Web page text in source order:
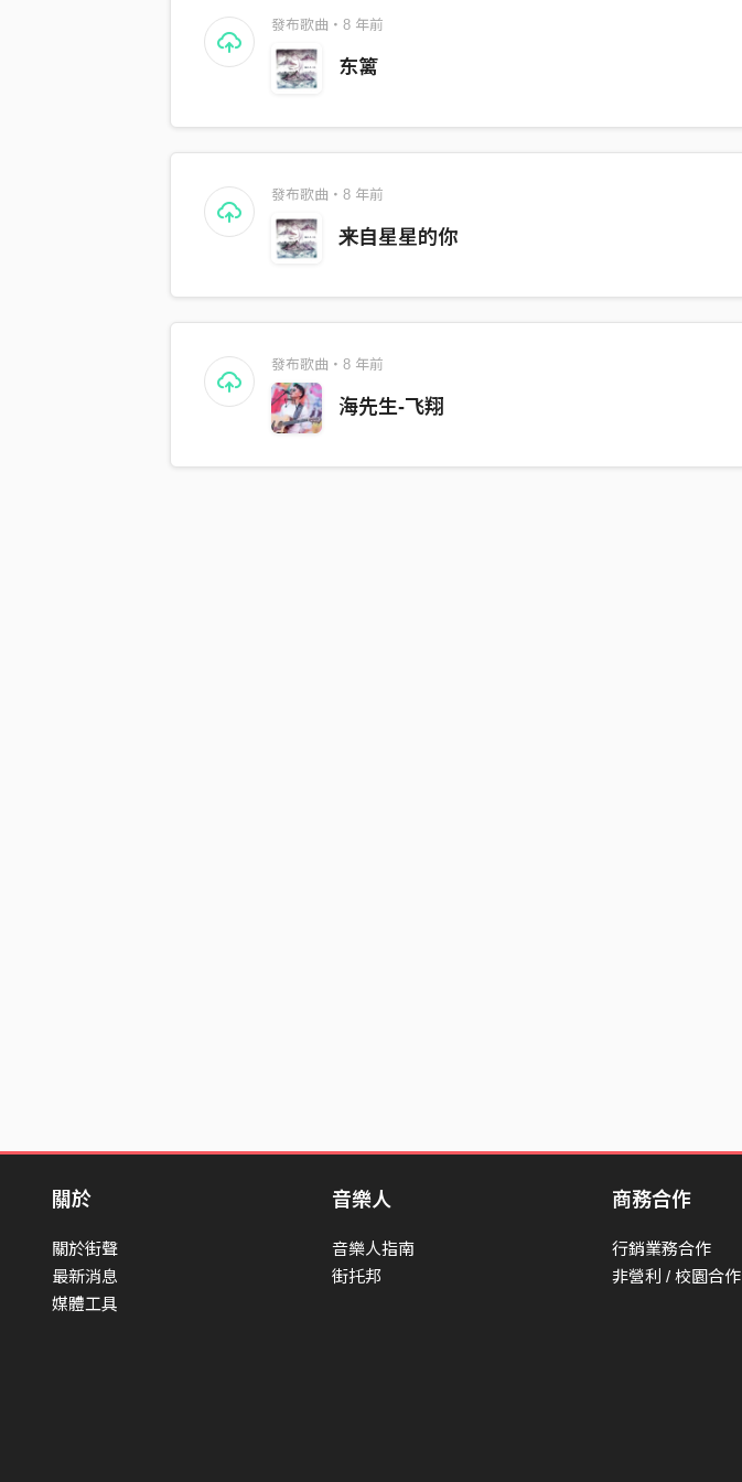
發布歌曲・8 年前
东篱
發布歌曲・8 年前
来自星星的你
發布歌曲・8 年前
海先生-飞翔
關於
關於街聲
最新消息
媒體工具
音樂人
音樂人指南
街托邦
商務合作
行銷業務合作
非營利 / 校園合作